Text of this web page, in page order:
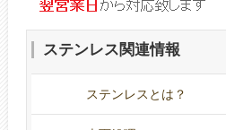
ステンレス関連情報
ステンレスとは？